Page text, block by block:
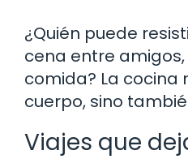
¿Quién puede
cena entre
comida? La cocina
cuerpo, sino
Viajes que